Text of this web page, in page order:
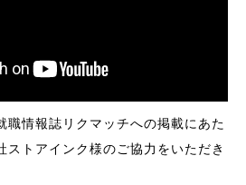
職情報誌リクマッチへの掲載にあた
ストアインク様のご協力をいただき